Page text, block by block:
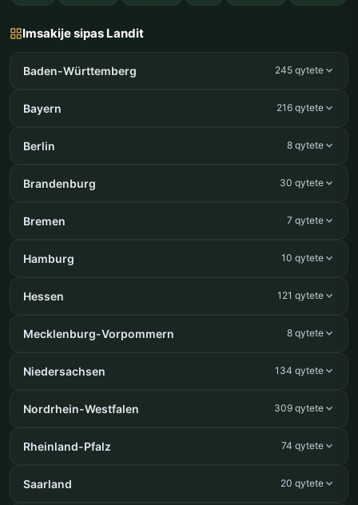
Imsakije sipas Landit
Baden-Württemberg 245 qytete
Bayern 216 qytete
Berlin 8 qytete
Brandenburg 30 qytete
Bremen 7 qytete
Hamburg 10 qytete
Hessen 121 qytete
Mecklenburg-Vorpommern 8 qytete
Niedersachsen 134 qytete
Nordrhein-Westfalen 309 qytete
Rheinland-Pfalz 74 qytete
Saarland 20 qytete